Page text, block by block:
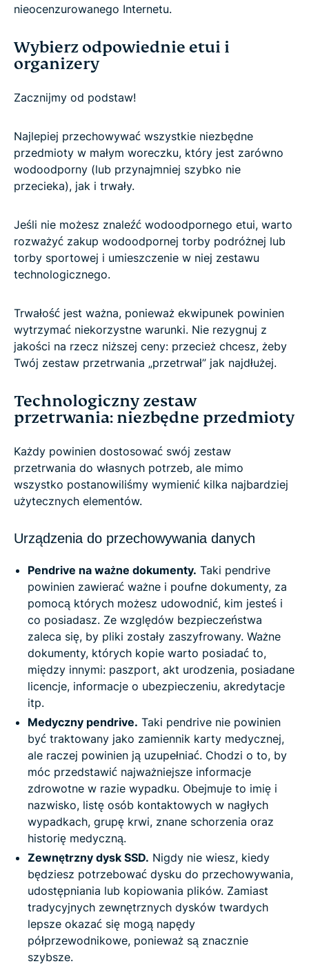
nieocenzurowanego Internetu.
Wybierz odpowiednie etui i
organizery
Zacznijmy od podstaw!
Najlepiej przechowywać wszystkie niezbędne
przedmioty w małym woreczku, który jest zarówno
wodoodporny (lub przynajmniej szybko nie
przecieka), jak i trwały.
Jeśli nie możesz znaleźć wodoodpornego etui, warto
rozważyć zakup wodoodpornej torby podróżnej lub
torby sportowej i umieszczenie w niej zestawu
technologicznego.
Trwałość jest ważna, ponieważ ekwipunek powinien
wytrzymać niekorzystne warunki. Nie rezygnuj z
jakości na rzecz niższej ceny: przecież chcesz, żeby
Twój zestaw przetrwania „przetrwał” jak najdłużej.
Technologiczny zestaw
przetrwania: niezbędne przedmioty
Każdy powinien dostosować swój zestaw
przetrwania do własnych potrzeb, ale mimo
wszystko postanowiliśmy wymienić kilka najbardziej
użytecznych elementów.
Urządzenia do przechowywania danych
Pendrive na ważne dokumenty. Taki pendrive
powinien zawierać ważne i poufne dokumenty, za
pomocą których możesz udowodnić, kim jesteś i
co posiadasz. Ze względów bezpieczeństwa
zaleca się, by pliki zostały zaszyfrowany. Ważne
dokumenty, których kopie warto posiadać to,
między innymi: paszport, akt urodzenia, posiadane
licencje, informacje o ubezpieczeniu, akredytacje
itp.
Medyczny pendrive. Taki pendrive nie powinien
być traktowany jako zamiennik karty medycznej,
ale raczej powinien ją uzupełniać. Chodzi o to, by
móc przedstawić najważniejsze informacje
zdrowotne w razie wypadku. Obejmuje to imię i
nazwisko, listę osób kontaktowych w nagłych
wypadkach, grupę krwi, znane schorzenia oraz
historię medyczną.
Zewnętrzny dysk SSD. Nigdy nie wiesz, kiedy
będziesz potrzebować dysku do przechowywania,
udostępniania lub kopiowania plików. Zamiast
tradycyjnych zewnętrznych dysków twardych
lepsze okazać się mogą napędy
półprzewodnikowe, ponieważ są znacznie
szybsze.